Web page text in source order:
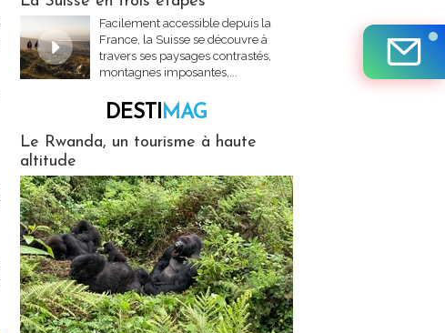
Facilement accessible depuis la
France, la Suisse se découvre à
travers ses paysages contrastés,
montagnes imposantes,...
DESTIMAG
Le Rwanda, un tourisme à haute
altitude